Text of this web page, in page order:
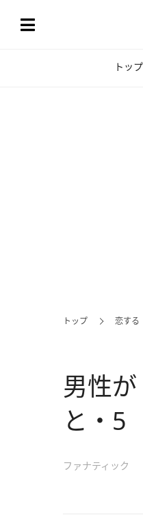
トップ
トップ 恋する
男性
と・5
ファナティック